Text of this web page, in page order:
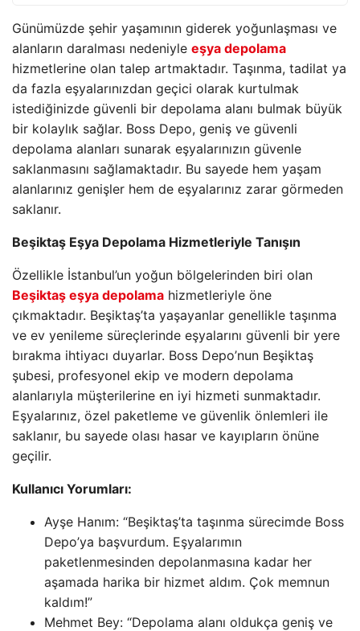
Günümüzde şehir yaşamının giderek yoğunlaşması ve
alanların daralması nedeniyle eşya depolama
hizmetlerine olan talep artmaktadır. Taşınma, tadilat ya
da fazla eşyalarınızdan geçici olarak kurtulmak
istediğinizde güvenli bir depolama alanı bulmak büyük
bir kolaylık sağlar. Boss Depo, geniş ve güvenli
depolama alanları sunarak eşyalarınızın güvenle
saklanmasını sağlamaktadır. Bu sayede hem yaşam
alanlarınız genişler hem de eşyalarınız zarar görmeden
saklanır.
Beşiktaş Eşya Depolama Hizmetleriyle Tanışın
Özellikle İstanbul’un yoğun bölgelerinden biri olan
Beşiktaş eşya depolama hizmetleriyle öne
çıkmaktadır. Beşiktaş’ta yaşayanlar genellikle taşınma
ve ev yenileme süreçlerinde eşyalarını güvenli bir yere
bırakma ihtiyacı duyarlar. Boss Depo’nun Beşiktaş
şubesi, profesyonel ekip ve modern depolama
alanlarıyla müşterilerine en iyi hizmeti sunmaktadır.
Eşyalarınız, özel paketleme ve güvenlik önlemleri ile
saklanır, bu sayede olası hasar ve kayıpların önüne
geçilir.
Kullanıcı Yorumları:
Ayşe Hanım: “Beşiktaş’ta taşınma sürecimde Boss
Depo’ya başvurdum. Eşyalarımın
paketlenmesinden depolanmasına kadar her
aşamada harika bir hizmet aldım. Çok memnun
kaldım!”
Mehmet Bey: “Depolama alanı oldukça geniş ve